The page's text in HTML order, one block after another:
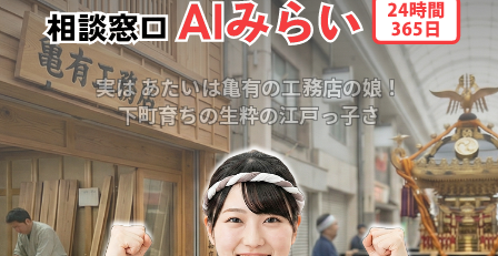
実は あたいは亀有の工務店の娘！
下町育ちの生粋の江戸っ子さ